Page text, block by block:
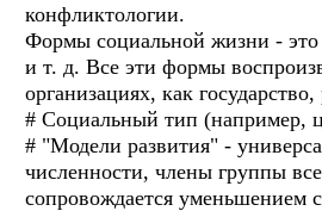
конфликтологии.
Формы социальной жизни - это
и т. д. Все эти формы
организациях, как
# Социальный тип (например,
# "Модели развития" -
численности, члены группы
сопровождается уменьшением